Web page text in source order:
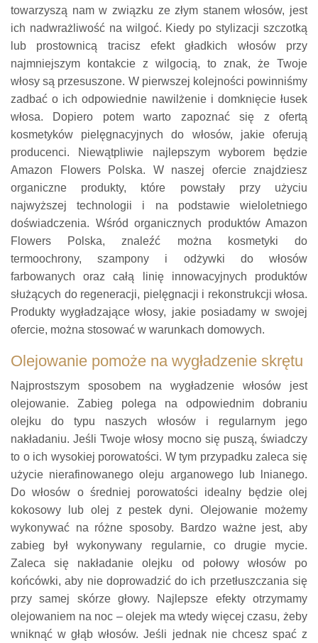
towarzyszą nam w związku ze złym stanem włosów, jest
ich nadwrażliwość na wilgoć. Kiedy po stylizacji szczotką
lub prostownicą tracisz efekt gładkich włosów przy
najmniejszym kontakcie z wilgocią, to znak, że Twoje
włosy są przesuszone. W pierwszej kolejności powinniśmy
zadbać o ich odpowiednie nawilżenie i domknięcie łusek
włosa. Dopiero potem warto zapoznać się z ofertą
kosmetyków pielęgnacyjnych do włosów, jakie oferują
producenci. Niewątpliwie najlepszym wyborem będzie
Amazon Flowers Polska. W naszej ofercie znajdziesz
organiczne produkty, które powstały przy użyciu
najwyższej technologii i na podstawie wieloletniego
doświadczenia. Wśród organicznych produktów Amazon
Flowers Polska, znaleźć można kosmetyki do
termoochrony, szampony i odżywki do włosów
farbowanych oraz całą linię innowacyjnych produktów
służących do regeneracji, pielęgnacji i rekonstrukcji włosa.
Produkty wygładzające włosy, jakie posiadamy w swojej
ofercie, można stosować w warunkach domowych.
Olejowanie pomoże na wygładzenie skrętu
Najprostszym sposobem na wygładzenie włosów jest
olejowanie. Zabieg polega na odpowiednim dobraniu
olejku do typu naszych włosów i regularnym jego
nakładaniu. Jeśli Twoje włosy mocno się puszą, świadczy
to o ich wysokiej porowatości. W tym przypadku zaleca się
użycie nierafinowanego oleju arganowego lub lnianego.
Do włosów o średniej porowatości idealny będzie olej
kokosowy lub olej z pestek dyni. Olejowanie możemy
wykonywać na różne sposoby. Bardzo ważne jest, aby
zabieg był wykonywany regularnie, co drugie mycie.
Zaleca się nakładanie olejku od połowy włosów po
końcówki, aby nie doprowadzić do ich przetłuszczania się
przy samej skórze głowy. Najlepsze efekty otrzymamy
olejowaniem na noc – olejek ma wtedy więcej czasu, żeby
wniknąć w głąb włosów. Jeśli jednak nie chcesz spać z